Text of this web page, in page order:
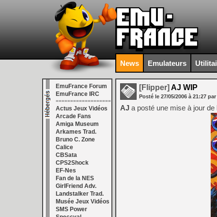
News Emulateurs
EmuFrance Forum
EmuFrance IRC
===================
Actus Jeux Vidéos
Arcade Fans
Amiga Museum
Arkames Trad.
Bruno C. Zone
Calice
CBSata
CPS2Shock
EF-Nes
Fan de la NES
GirlFriend Adv.
Landstalker Trad.
Musée Jeux Vidéos
SMS Power
[Flipper] AJ WIP
Posté le 27/05/2006 à 21:27 par
AJ a posté une mise à jour de